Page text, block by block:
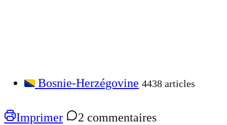
Bosnie-Herzégovine 4438 articles
Imprimer
2 commentaires